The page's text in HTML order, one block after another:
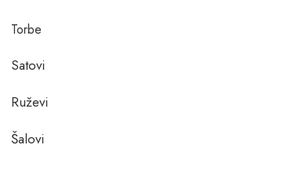
Torbe
Satovi
Ruževi
Šalovi